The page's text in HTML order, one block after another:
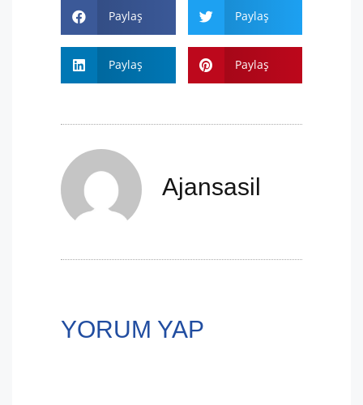
Paylaş Paylaş
Paylaş Paylaş
Ajansasil
YORUM YAP